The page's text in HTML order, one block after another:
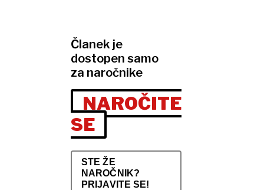
Članek je
dostopen samo
za naročnike
NAROČITE
SE
STE ŽE
NAROČNIK?
PRIJAVITE SE!